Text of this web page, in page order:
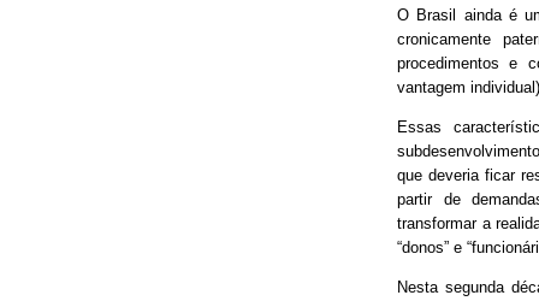
O Brasil ainda é
cronicamente
procedimentos e
vantagem
Essas
que deveria ficar
partir de
transformar a
“donos” e
Nesta segunda